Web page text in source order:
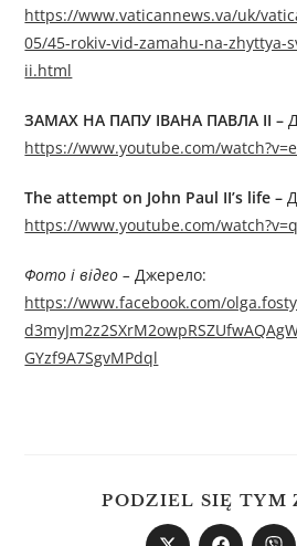
https://www.vaticannews.va/uk/
05/45-rokiv-vid-zamahu-na-zhyttya-
ii.html
ЗАМАХ НА ПАПУ ІВАНА ПАВЛА II –
https://www.youtube.com/
The attempt on John Paul II’s life –
https://www.youtube.com/
Фото і відео –Джерелo:
https://www.facebook.com/
GYzf9A7SgvMPdql
PODZIEL SIĘ TYM